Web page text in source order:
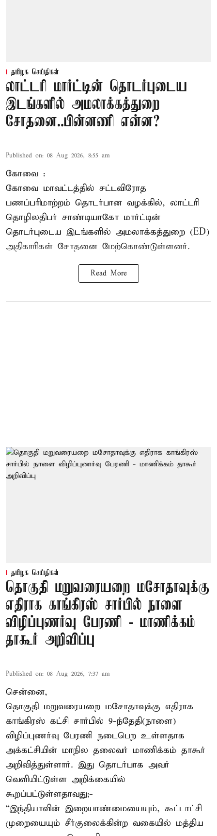
தமிழக செய்திகள்
லாட்டரி மார்ட்டின் தொடர்புடைய
இடங்களில் அமலாக்கத்துறை
சோதனை..பின்னணி என்ன?
Published on: 08 Aug 2026, 8:55 am
கோவை :
கோவை மாவட்டத்தில் சட்டவிரோத
பணப்பரிமாற்றம் தொடர்பான வழக்கில், லாட்டரி
தொழிலதிபர் சாண்டியாகோ மார்ட்டின்
தொடர்புடைய இடங்களில் அமலாக்கத்துறை (ED)
அதிகாரிகள் சோதனை மேற்கொண்டுள்ளனர்.
Read More
தமிழக செய்திகள்
தொகுதி மறுவரையறை மசோதாவுக்கு
எதிராக காங்கிரஸ் சார்பில் நாளை
விழிப்புணர்வு பேரணி - மாணிக்கம்
தாகூர் அறிவிப்பு
Published on: 08 Aug 2026, 7:37 am
சென்னை,
தொகுதி மறுவரையறை மசோதாவுக்கு எதிராக
காங்கிரஸ் கட்சி சார்பில் 9-ந்தேதி(நாளை)
விழிப்புணர்வு பேரணி நடைபெற உள்ளதாக
அக்கட்சியின் மாநில தலைவர் மாணிக்கம் தாகூர்
அறிவித்துள்ளார். இது தொடர்பாக அவர்
வெளியிட்டுள்ள அறிக்கையில்
கூறப்பட்டுள்ளதாவது;-
“இந்தியாவின் இறையாண்மையையும், கூட்டாட்சி
முறையையும் சீர்குலைக்கின்ற வகையில் மத்திய